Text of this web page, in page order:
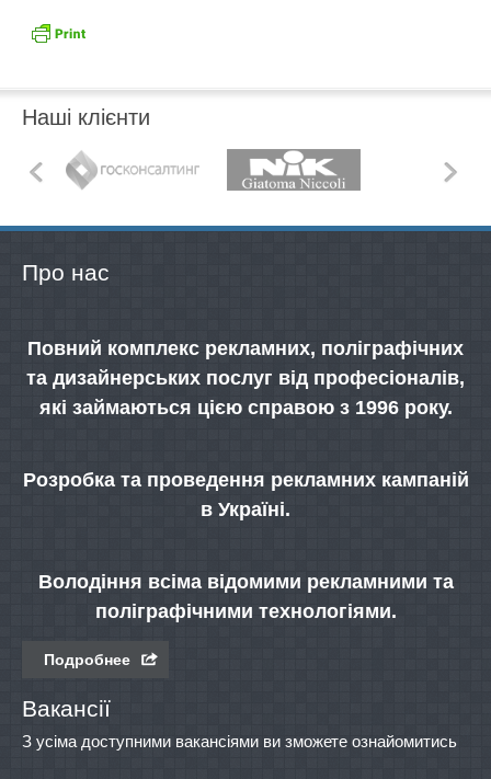
Наші клієнти
Про нас
Повний комплекс рекламних, поліграфічних
та дизайнерських послуг від професіоналів,
які займаються цією справою з 1996 року.
Розробка та проведення рекламних кампаній
в Україні.
Володіння всіма відомими рекламними та
поліграфічними технологіями.
Подробнее
Вакансії
З усіма доступними вакансіями ви зможете ознайомитись